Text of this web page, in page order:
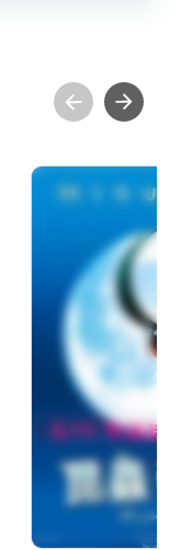
昆蟲LIFE秀
第5集 11.